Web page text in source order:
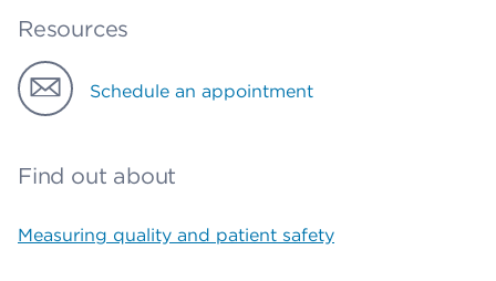
Resources
Schedule an appointment
Find out about
Measuring quality and patient safety